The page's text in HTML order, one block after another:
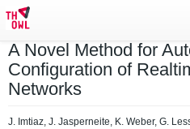
A Novel Method for
Configuration of
Networks
J. Imtiaz, J. Jasperneite, K. Weber, G.